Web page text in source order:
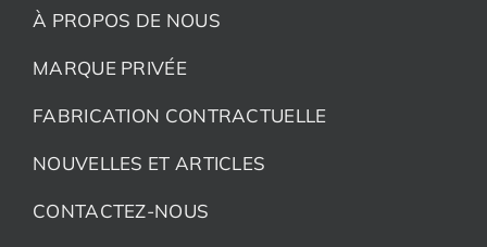
À PROPOS DE NOUS
MARQUE PRIVÉE
FABRICATION CONTRACTUELLE
NOUVELLES ET ARTICLES
CONTACTEZ-NOUS